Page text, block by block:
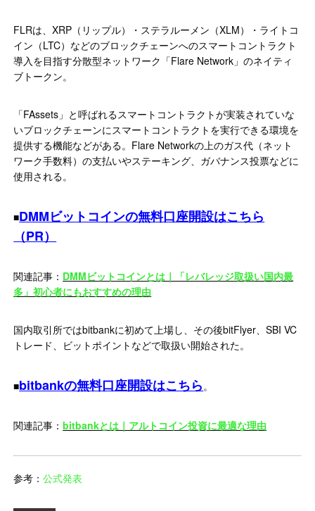
FLRは、XRP（リップル）・ステラルーメン（XLM）・ライトコ
イン（LTC）などのブロックチェーンへのスマートコントラクト
導入を目指す分散型ネットワーク「Flare Network」のネイティ
ブトークン。
「FAssets」と呼ばれるスマートコントラクトが実装されていな
いブロックチェーンにスマートコントラクトを実行できる環境を
提供する機能などがある。Flare Networkの上のガス代（ネット
ワーク手数料）の支払いやステーキング、ガバナンス投票などに
使用される。
■DMMビットコインの無料口座開設はこちら
（PR）
関連記事： DMMビットコインとは｜「レバレッジ取扱い国内最
多」初心者にもおすすめの理由
国内取引所ではbitbankに初めて上場し、その後bitFlyer、SBI VC
トレード、ビットポイントなどで取扱い開始された。
■bitbankの無料口座開設はこちら。
関連記事：bitbankとは｜アルトコイン投資に最適な理由
参考：公式発表